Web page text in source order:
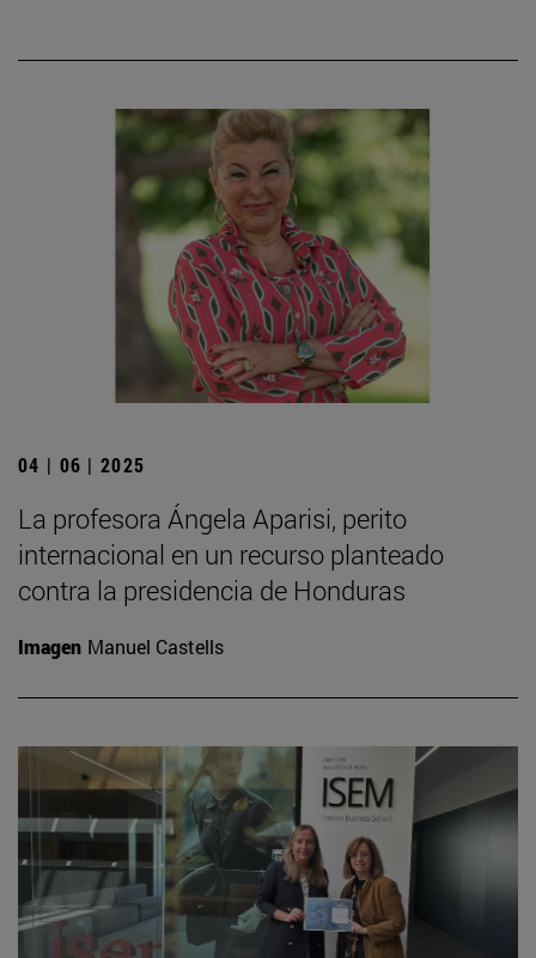
04 | 06 | 2025
La profesora Ángela Aparisi, perito
internacional en un recurso planteado
contra la presidencia de Honduras
Imagen Manuel Castells